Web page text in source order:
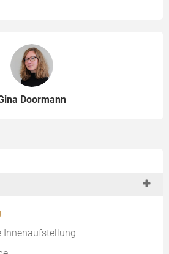
Innenaufstellung
Doormann